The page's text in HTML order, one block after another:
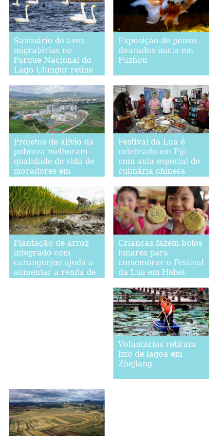
Santuário de aves
migratórias no
Parque Nacional do
Lago Ulungur reúne
Exposição de peixes
dourados inicia em
Fuzhou
Projetos de alívio da
pobreza melhoram
qualidade de vida de
moradores em
Festival da Lua é
celebrado em Fiji
com aula especial de
culinária chinesa
Plantação de arroz
integrado com
caranguejos ajuda a
aumentar a renda de
Crianças fazem bolos
lunares para
comemorar o Festival
da Lua em Hebei
Voluntários retiram
lixo de lagoa em
Zhejiang